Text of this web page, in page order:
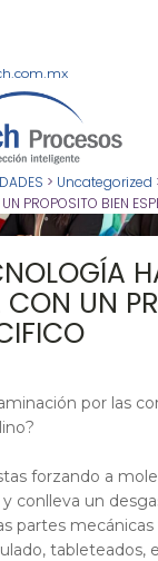
> Uncategorized
PROPOSITO BIEN
UN
por las
forzando a
conlleva un
partes
tableteados,